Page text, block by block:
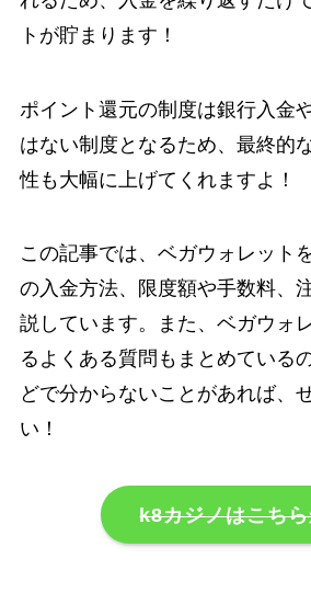
トが貯まります！
ポイント還元の制度は銀行入金
はない制度となるため、最終的
性も大幅に上げてくれますよ！
この記事では、ベガウォレット
の入金方法、限度額や手数料、
説しています。また、ベガウォ
るよくある質問もまとめている
どで分からないことがあれば、
い！
k8カジノはこち